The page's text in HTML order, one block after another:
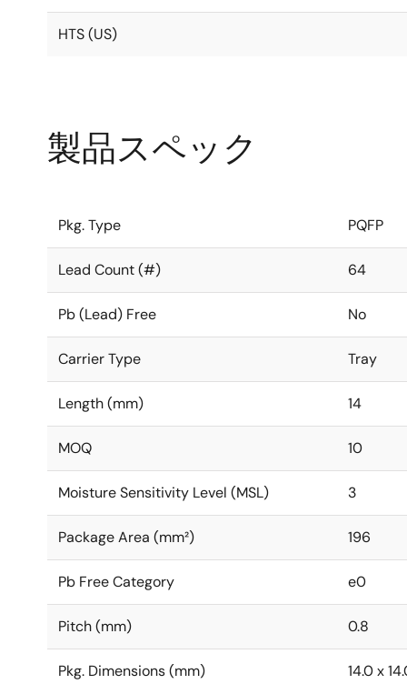
HTS (US)
製品スペック
Pkg. Type PQFP
Lead Count (#) 64
Pb (Lead) Free No
Carrier Type Tray
Length (mm) 14
MOQ 10
Moisture Sensitivity Level (MSL) 3
Package Area (mm²) 196
Pb Free Category e0
Pitch (mm) 0.8
Pkg. Dimensions (mm) 14.0 x